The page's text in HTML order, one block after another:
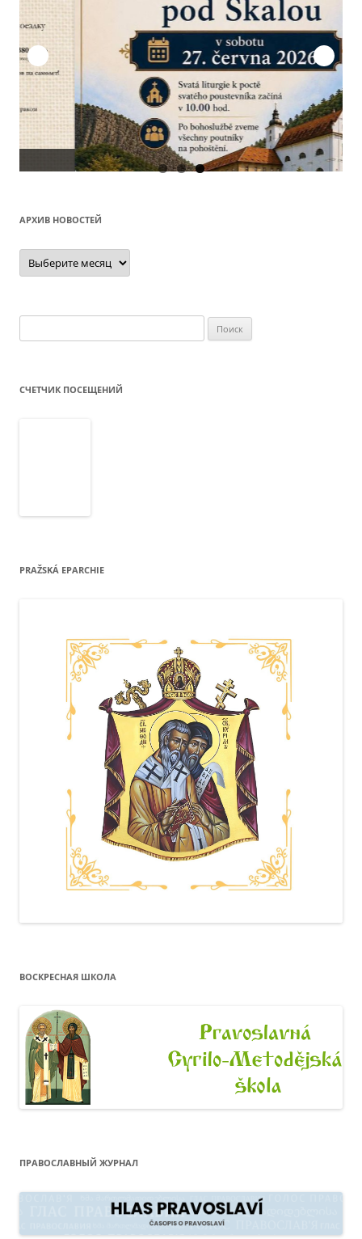
АРХИВ НОВОСТЕЙ
Архив
новостей
СЧЕТЧИК ПОСЕЩЕНИЙ
PRAŽSKÁ EPARCHIE
ВОСКРЕСНАЯ ШКОЛА
ПРАВОСЛАВНЫЙ ЖУРНАЛ